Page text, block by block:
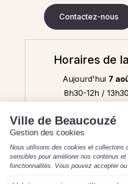
Contactez-nous
Horaires de
Aujourd'hui 7
8h30-12h /